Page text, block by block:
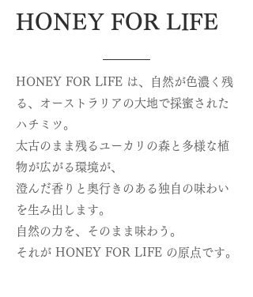
HONEY FOR LIFE
HONEY FOR LIFE は、自然が色濃く残
る、
オーストラリアの大地で採蜜された
ハチミツ。
太古のまま残るユーカリの森と多様な植
物が広がる環境が、
澄んだ香りと奥行きのある独自の味わい
を生み出します。
自然の力を、そのまま味わう。
それが HONEY FOR LIFE の原点です。